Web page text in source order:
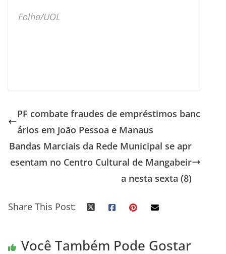
Folha/UOL
PF combate fraudes de empréstimos banc
ários em João Pessoa e Manaus
Bandas Marciais da Rede Municipal se apr
esentam no Centro Cultural de Mangabeir
a nesta sexta (8)
Share This Post:
Você Também Pode Gostar